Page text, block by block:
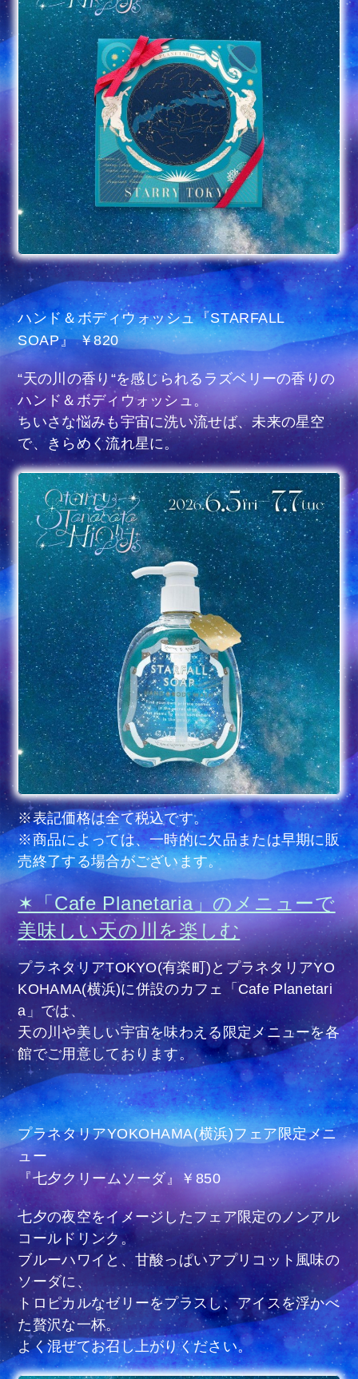
ハンド＆ボディウォッシュ『STARFALL
SOAP』 ￥820
“天の川の香り“を感じられるラズベリーの香りの
ハンド＆ボディウォッシュ。
ちいさな悩みも宇宙に洗い流せば、未来の星空
で、きらめく流れ星に。
※表記価格は全て税込です。
※商品によっては、一時的に欠品または早期に販
売終了する場合がございます。
✶「Cafe Planetaria」のメニューで
美味しい天の川を楽しむ
プラネタリアTOKYO(有楽町)とプラネタリアYO
KOHAMA(横浜)に併設のカフェ「Cafe Planetari
a」では、
天の川や美しい宇宙を味わえる限定メニューを各
館でご用意しております。
プラネタリアYOKOHAMA(横浜)​フェア限定メニ
ュー
『七夕クリームソーダ』​￥850
七夕の夜空をイメージしたフェア限定のノンアル
コールドリンク。​
ブルーハワイと、甘酸っぱいアプリコット風味の
ソーダに、
トロピカルなゼリーをプラスし、​アイスを浮かべ
た贅沢な一杯。​
よく混ぜてお召し上がりください。​